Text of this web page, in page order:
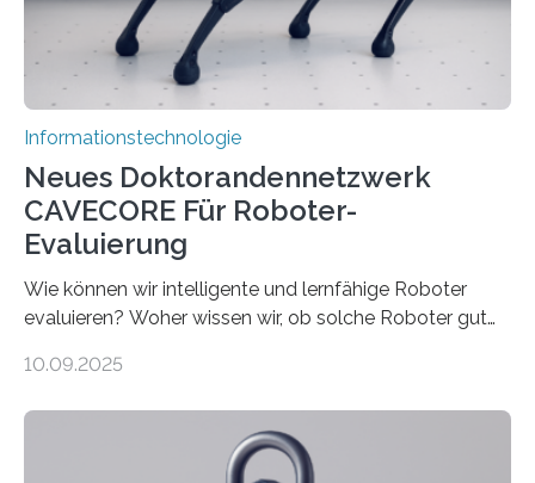
Rechenarchitekturen. Neben Quantencomputern
rücken dabei insbesondere…
Informationstechnologie
Neues Doktorandennetzwerk
CAVECORE Für Roboter-
Evaluierung
Wie können wir intelligente und lernfähige Roboter
evaluieren? Woher wissen wir, ob solche Roboter gut
sich CAVECORE – ein neues Marie Skłodowska-Curie
koordiniert wird. Ab dem 1. September werden sich
über einen Zeitraum von vier Jahren insgesamt 15
10.09.2025